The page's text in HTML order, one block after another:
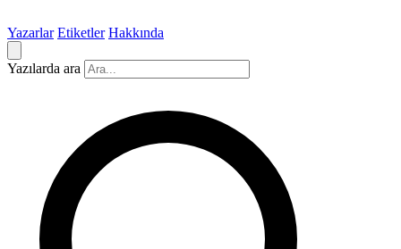
Yazarlar Etiketler Hakkında
Yazılarda ara